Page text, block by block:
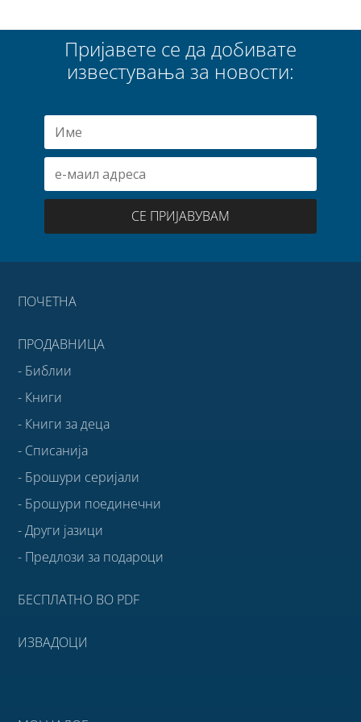
Пријавете се да добивате
известувања за новости:
СЕ ПРИЈАВУВАМ
ПОЧЕТНА
ПРОДАВНИЦА
- Библии
- Книги
- Книги за деца
- Списанија
- Брошури серијали
- Брошури поединечни
- Други јазици
- Предлози за подароци
БЕСПЛАТНО ВО PDF
ИЗВАДОЦИ